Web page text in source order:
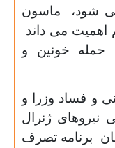
شود، ماسون
اهمیت می داند
خونین و
و فساد وزرا و
ژنرال
برنامه تصرف